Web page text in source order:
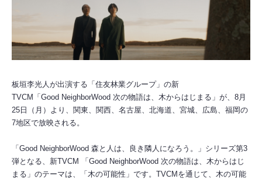
板垣李光人が出演する「住友林業グループ」の新
TVCM「Good NeighborWood 次の物語は、木からはじまる」が、8月
25日（月）より、関東、関西、名古屋、北海道、宮城、広島、福岡の
7地区で放映される。
「Good NeighborWood 森と人は、良き隣人になろう。」シリーズ第3
弾となる、新TVCM 「Good NeighborWood 次の物語は、木からはじ
まる」のテーマは、「木の可能性」です。TVCMを通じて、木の可能